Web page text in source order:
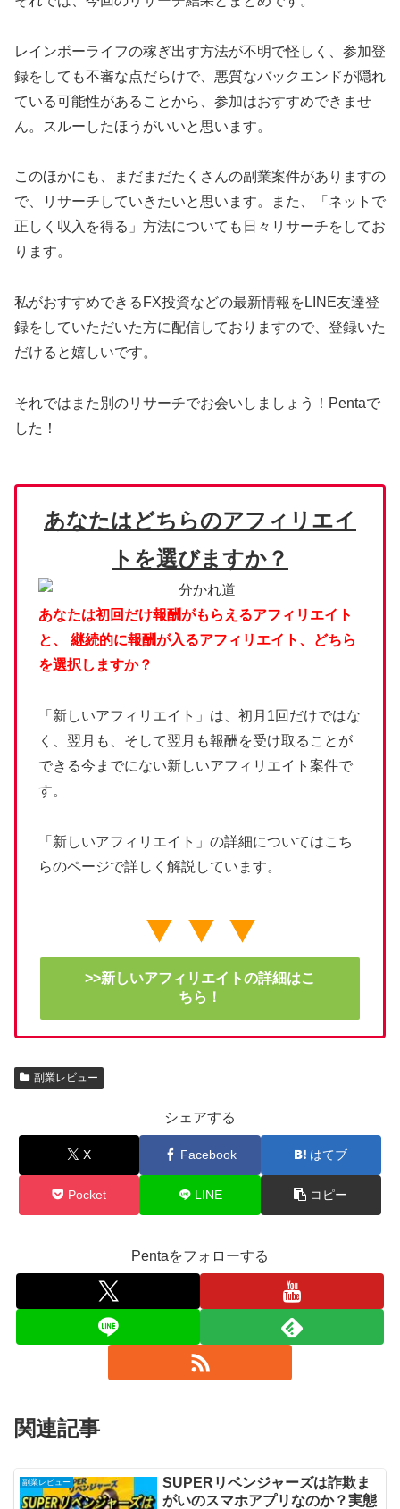
レインボーライフの稼ぎ出す方法が不明で怪しく、参加登
録をしても不審な点だらけで、悪質なバックエンドが隠れ
ている可能性があることから、参加はおすすめできませ
ん。スルーしたほうがいいと思います。
このほかにも、まだまだたくさんの副業案件がありますの
で、リサーチしていきたいと思います。また、「ネットで
正しく収入を得る」方法についても日々リサーチをしてお
ります。
私がおすすめできるFX投資などの最新情報をLINE友達登
録をしていただいた方に配信しておりますので、登録いた
だけると嬉しいです。
それではまた別のリサーチでお会いしましょう！Pentaで
した！
あなたはどちらのアフィリエイ
トを選びますか？
あなたは初回だけ報酬がもらえるアフィリエイト
と、
継続的に報酬が入るアフィリエイト、どちら
を選択しますか？
「新しいアフィリエイト」は、初月1回だけではな
く、翌月も、そして翌月も報酬を受け取ることが
できる今までにない新しいアフィリエイト案件で
す。
「新しいアフィリエイト」の詳細についてはこち
らのページで詳しく解説しています。
>>新しいアフィリエイトの詳細はこ
ちら！
副業レビュー
シェアする
X Facebook はてブ
Pocket LINE コピー
Pentaをフォローする
関連記事
副業レビュー
SUPERリベンジャーズは詐欺ま
がいのスマホアプリなのか？実態